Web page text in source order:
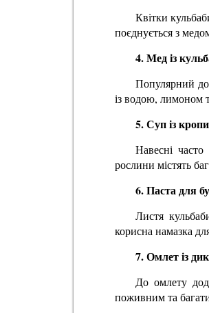
Квітки
поєднується з
4. Мед із
Популярний
із водою, лимоном
5. Суп із
Навесні
рослини містять
6. Паста для
Листя
корисна намазка
7. Омлет із
До омлету
поживним та